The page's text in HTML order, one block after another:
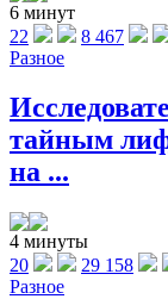
6 минут
22
8 467
Разное
тайным
на ...
4 минуты
20
29 158
Разное